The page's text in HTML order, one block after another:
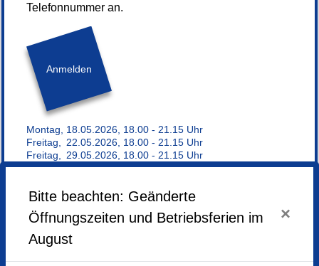
Telefonnummer an.
Anmelden
Montag, 18.05.2026, 18.00 - 21.15 Uhr
Freitag,
22.05.2026, 18.00 - 21.15 Uhr
Freitag,
29.05.2026, 18.00 - 21.15 Uhr
Montag,01.06.2026,18.00 - 21.15 Uhr
Montag,08.06.2026, 18.00 - 21.15 Uhr
Montag,15.06.2026,18.00 - 21.15 Uhr
Freitag,
Montag,22.06.2026,
Bitte beachten: Geänderte
Öffnungszeiten und Betriebsferien im
August
×